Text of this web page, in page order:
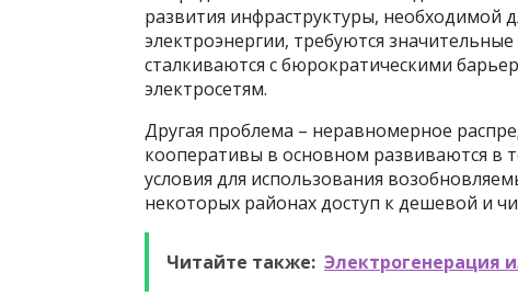
развития инфраструктуры, необходимой
электроэнергии, требуются
сталкиваются с бюрократическими
электросетям.
Другая проблема – неравномерное
кооперативы в основном развиваются в
условия для использования
некоторых районах доступ к дешевой и
Читайте также: Электрогенерация